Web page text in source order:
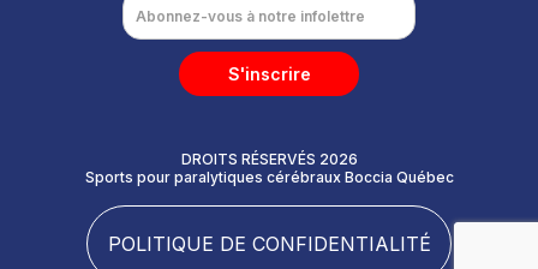
S'inscrire
DROITS RÉSERVÉS 2026
Sports pour paralytiques cérébraux Boccia Québec
POLITIQUE DE CONFIDENTIALITÉ